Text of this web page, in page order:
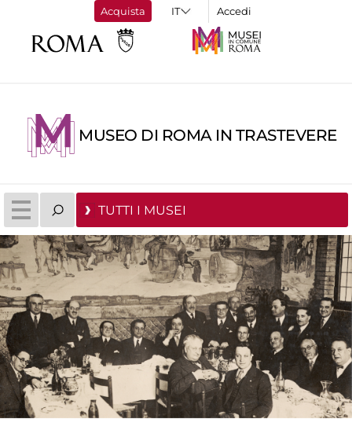
Acquista Accedi
MUSEO DI ROMA IN TRASTEVERE
TUTTI I MUSEI